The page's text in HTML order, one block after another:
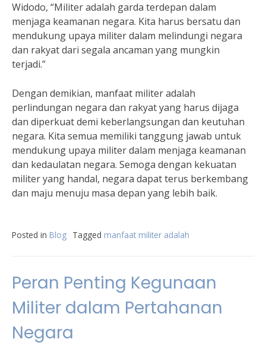
Widodo, “Militer adalah garda terdepan dalam
menjaga keamanan negara. Kita harus bersatu dan
mendukung upaya militer dalam melindungi negara
dan rakyat dari segala ancaman yang mungkin
terjadi.”
Dengan demikian, manfaat militer adalah
perlindungan negara dan rakyat yang harus dijaga
dan diperkuat demi keberlangsungan dan keutuhan
negara. Kita semua memiliki tanggung jawab untuk
mendukung upaya militer dalam menjaga keamanan
dan kedaulatan negara. Semoga dengan kekuatan
militer yang handal, negara dapat terus berkembang
dan maju menuju masa depan yang lebih baik.
Posted in Blog Tagged manfaat militer adalah
Peran Penting Kegunaan
Militer dalam Pertahanan
Negara